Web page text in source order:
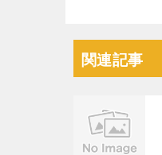
関連記事